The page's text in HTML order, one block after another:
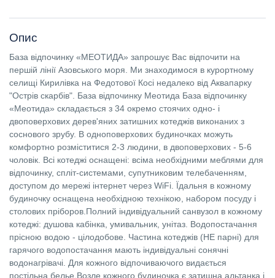
Опис
База відпочинку «МЕОТИДА» запрошує Вас відпочити на
першій лінії Азовського моря. Ми знаходимося в курортному
селищі Кирилівка на Федотової Косі недалеко від Аквапарку
"Острів скарбів". База відпочинку Меотида База відпочинку
«Меотида» складається з 34 окремо стоячих одно- і
двоповерхових дерев'яних затишних котеджів виконаних з
соснового зрубу. В одноповерхових будиночках можуть
комфортно розміститися 2-3 людини, в двоповерхових - 5-6
чоловік. Всі котеджі оснащені: всіма необхідними меблями для
відпочинку, спліт-системами, супутниковим телебаченням,
доступом до мережі інтернет через WiFi. Їдальня в кожному
будиночку оснащена необхідною технікою, набором посуду і
столових пріборов.Полний індивідуальний санвузол в кожному
котеджі: душова кабінка, умивальник, унітаз. Водопостачання
прісною водою - цілодобове. Частина котеджів (НЕ парні) для
гарячого водопостачання мають індивідуальні сонячні
водонагрівачі. Для кожного відпочиваючого видається
постільна белье.Возле кожного будиночка є затишна альтанка і